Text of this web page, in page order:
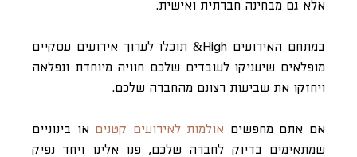
אלא גם מבחינה חברתית ואישית.
במתחם האירועים High& תוכלו לערוך אירועים עסקיים
מופלאים שיעניקו לעובדים שלכם חוויה מיוחדת ונפלאה
ויחזקו את שביעות רצונם מהחברה שלכם.
אם אתם מחפשים אולמות לאירועים קטנים או בינוניים
שמתאימים בדיוק לחברה שלכם, פנו אלינו ויחד נפיק